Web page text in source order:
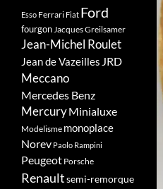
Esso Ferrari Fiat Ford
fourgonJacques Greilsamer
Jean-Michel Roulet
Jean de Vazeilles JRD
Meccano
Mercedes Benz
MercuryMinialuxe
Modelisme monoplace
Norev Paolo Rampini
Peugeot Porsche
Renaultsemi-remorque